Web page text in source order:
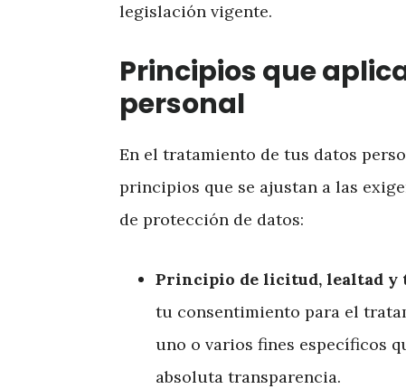
legislación vigente.
Principios que
personal
En el tratamiento de tus datos
principios que se ajustan a las
de protección de datos:
Principio de licitud, lealtad y
tu consentimiento para el
uno o varios fines específicos
absoluta transparencia.